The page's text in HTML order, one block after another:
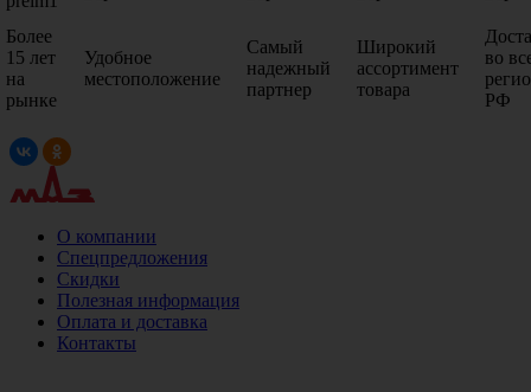
Более
15 лет
на
рынке
Удобное
местоположение
Самый
надежный
партнер
Широкий
ассортимент
товара
во
РФ
О компании
Спецпредложения
Скидки
Полезная информация
Оплата и доставка
Контакты